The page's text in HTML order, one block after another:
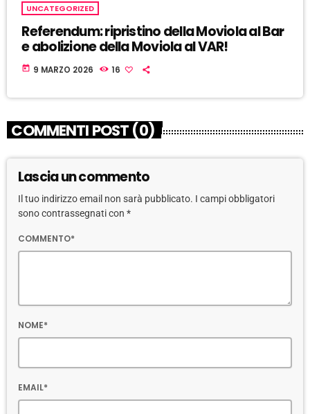
UNCATEGORIZED
Referendum: ripristino della Moviola al Bar
e abolizione della Moviola al VAR!
today 9 MARZO 2026 16
COMMENTI POST (0)
Lascia un commento
Il tuo indirizzo email non sarà pubblicato. I campi obbligatori
sono contrassegnati con *
COMMENTO*
NOME*
EMAIL*